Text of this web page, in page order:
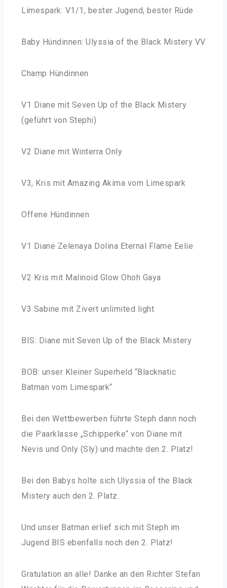
Limespark: V1/1, bester Jugend, bester Rüde
Baby Hündinnen: Ulyssia of the Black Mistery VV
Champ Hündinnen
V1 Diane mit Seven Up of the Black Mistery
(geführt von Stephi)
V2 Diane mit Winterra Only
V3, Kris mit Amazing Akima vom Limespark
Offene Hündinnen
V1 Diane Zelenaya Dolina Eternal Flame Eelie
V2 Kris mit Malinoid Glow Ohoh Gaya
V3 Sabine mit Zivert unlimited light
BIS: Diane mit Seven Up of the Black Mistery
BOB: unser Kleiner Superheld “Blacknatic
Batman vom Limespark“
Bei den Wettbewerben führte Steph dann noch
die Paarklasse „Schipperke“ von Diane mit
Nevis und Only (Sly) und machte den 2. Platz!
Bei den Babys holte sich Ulyssia of the Black
Mistery auch den 2. Platz.
Und unser Batman erlief sich mit Steph im
Jugend BIS ebenfalls noch den 2. Platz!
Gratulation an alle! Danke an den Richter Stefan